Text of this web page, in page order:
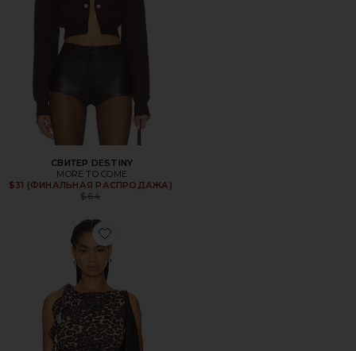
СВИТЕР DESTINY
MORE TO COME
$31 (ФИНАЛЬНАЯ РАСПРОДАЖА)
$64
Favorite ТОП RENDEZVOUS